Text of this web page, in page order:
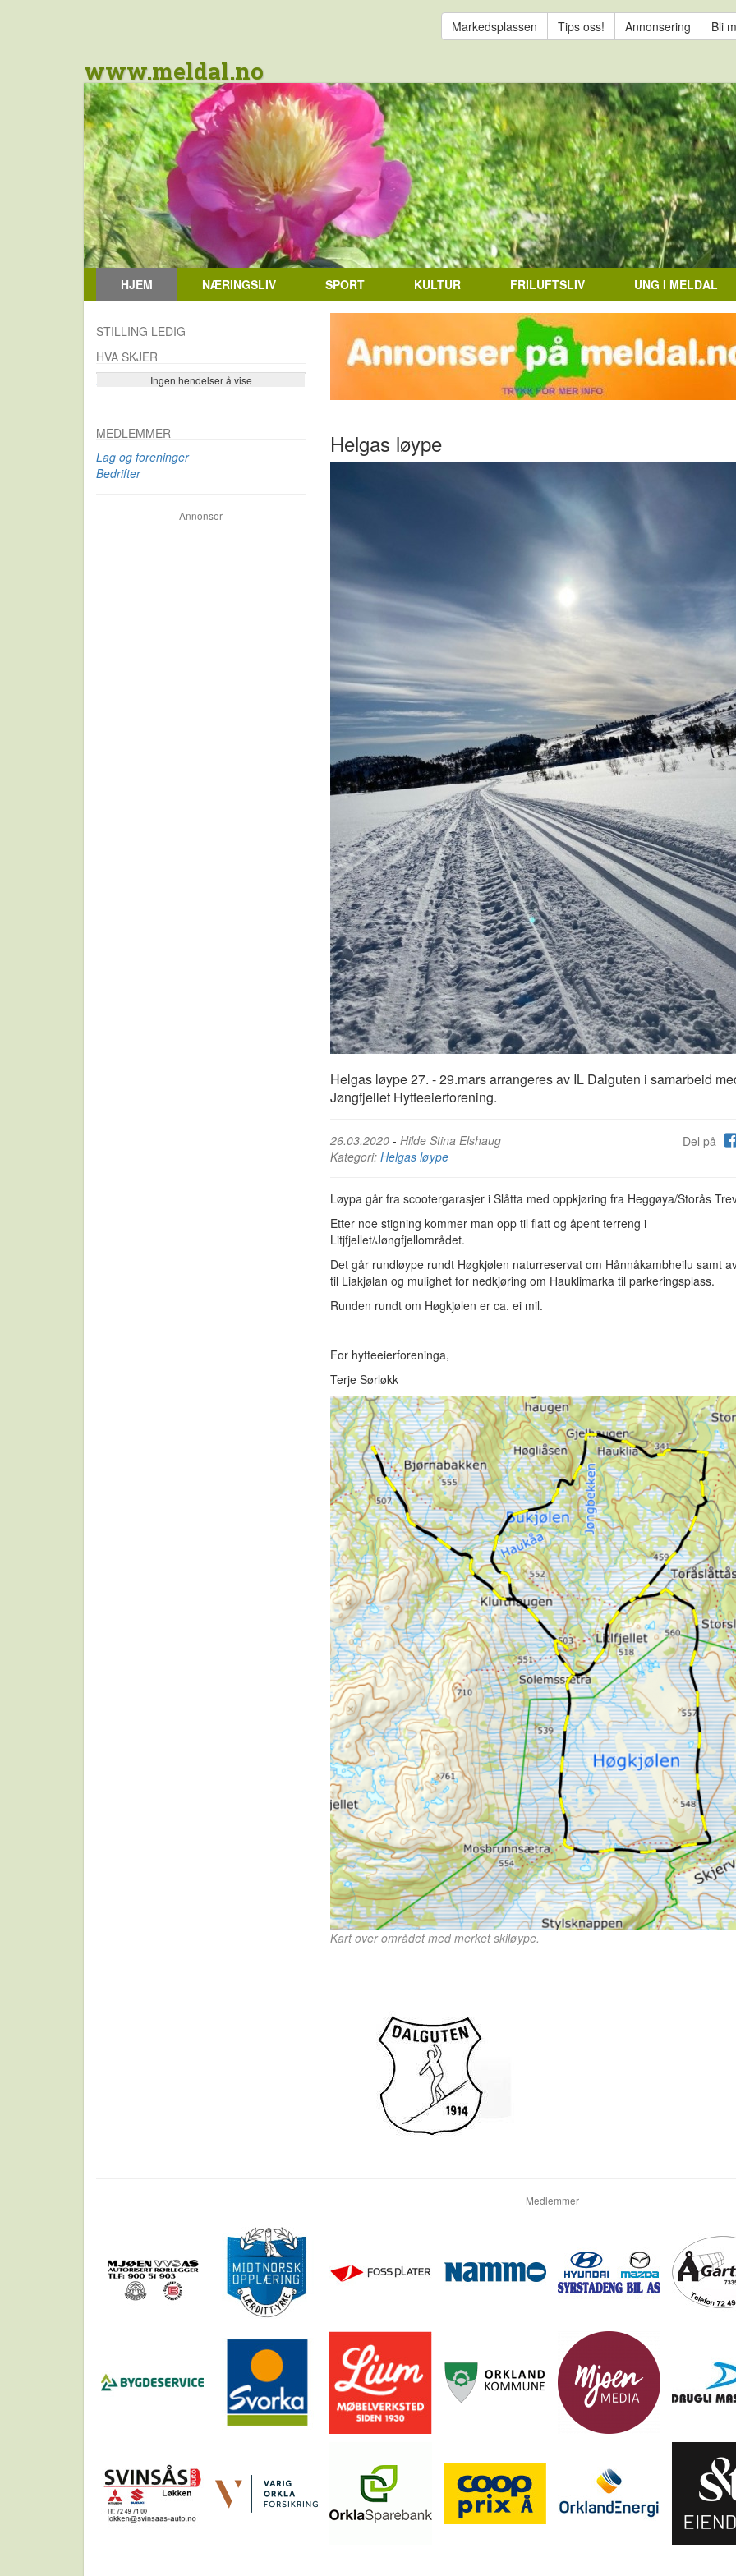
Markedsplassen Tips oss! Annonsering Bli
www.meldal.no
HJEM NÆRINGSLIV SPORT KULTUR FRILUFTSLIV UNG I MELDAL
Helgas løype
Helgas løype 27. - 29.mars arrangeres av IL Dalguten i samarbeid
Jøngfjellet Hytteeierforening.
Del på
26.03.2020 - Hilde Stina Elshaug
Kategori: Helgas løype
Løypa går fra scootergarasjer i Slåtta med oppkjøring fra Heggøya/Storås
Etter noe stigning kommer man opp til flatt og åpent terreng i
Litjfjellet/Jøngfjellområdet.
Det går rundløype rundt Høgkjølen naturreservat om Hånnåkambheilu samt
til Liakjølan og mulighet for nedkjøring om Hauklimarka til parkeringsplass.
Runden rundt om Høgkjølen er ca. ei mil.
For hytteeierforeninga,
Terje Sørløkk
Kart over området med merket skiløype.
STILLING LEDIG
HVA SKJER
Ingen hendelser å vise
Se flere…
MEDLEMMER
Lag og foreninger
Bedrifter
Annonser
Medlemmer